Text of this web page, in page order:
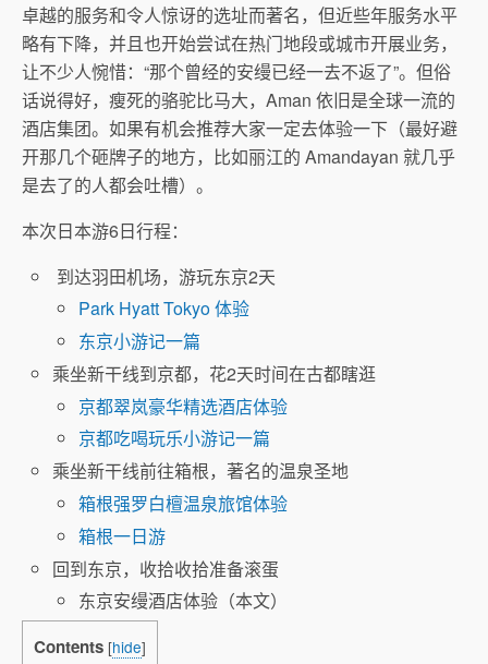
卓越的服务和令人惊讶的选址而著名，但近些年服务水平
略有下降，并且也开始尝试在热门地段或城市开展业务，
让不少人惋惜：“那个曾经的安缦已经一去不返了”。但俗
话说得好，瘦死的骆驼比马大，Aman 依旧是全球一流的
酒店集团。如果有机会推荐大家一定去体验一下（最好避
开那几个砸牌子的地方，比如丽江的 Amandayan 就几乎
是去了的人都会吐槽）。
本次日本游6日行程：
到达羽田机场，游玩东京2天
Park Hyatt Tokyo 体验
东京小游记一篇
乘坐新干线到京都，花2天时间在古都瞎逛
京都翠岚豪华精选酒店体验
京都吃喝玩乐小游记一篇
乘坐新干线前往箱根，著名的温泉圣地
箱根强罗白檀温泉旅馆体验
箱根一日游
回到东京，收拾收拾准备滚蛋
东京安缦酒店体验（本文）
Contents [hide]